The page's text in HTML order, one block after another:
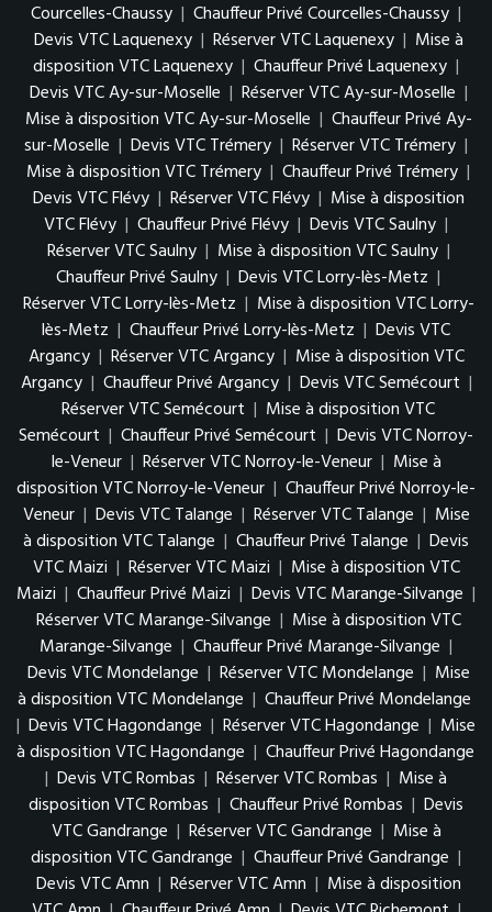
Courcelles-Chaussy | Chauffeur Privé Courcelles-Chaussy |
Devis VTC Laquenexy | Réserver VTC Laquenexy | Mise à
disposition VTC Laquenexy | Chauffeur Privé Laquenexy |
Devis VTC Ay-sur-Moselle | Réserver VTC Ay-sur-Moselle |
Mise à disposition VTC Ay-sur-Moselle | Chauffeur Privé Ay-
sur-Moselle | Devis VTC Trémery | Réserver VTC Trémery |
Mise à disposition VTC Trémery | Chauffeur Privé Trémery |
Devis VTC Flévy | Réserver VTC Flévy | Mise à disposition
VTC Flévy | Chauffeur Privé Flévy | Devis VTC Saulny |
Réserver VTC Saulny | Mise à disposition VTC Saulny |
Chauffeur Privé Saulny | Devis VTC Lorry-lès-Metz |
Réserver VTC Lorry-lès-Metz | Mise à disposition VTC Lorry-
lès-Metz | Chauffeur Privé Lorry-lès-Metz | Devis VTC
Argancy | Réserver VTC Argancy | Mise à disposition VTC
Argancy | Chauffeur Privé Argancy | Devis VTC Semécourt |
Réserver VTC Semécourt | Mise à disposition VTC
Semécourt | Chauffeur Privé Semécourt | Devis VTC Norroy-
le-Veneur | Réserver VTC Norroy-le-Veneur | Mise à
disposition VTC Norroy-le-Veneur | Chauffeur Privé Norroy-le-
Veneur | Devis VTC Talange | Réserver VTC Talange | Mise
à disposition VTC Talange | Chauffeur Privé Talange | Devis
VTC Maizi | Réserver VTC Maizi | Mise à disposition VTC
Maizi | Chauffeur Privé Maizi | Devis VTC Marange-Silvange |
Réserver VTC Marange-Silvange | Mise à disposition VTC
Marange-Silvange | Chauffeur Privé Marange-Silvange |
Devis VTC Mondelange | Réserver VTC Mondelange | Mise
à disposition VTC Mondelange | Chauffeur Privé Mondelange
| Devis VTC Hagondange | Réserver VTC Hagondange | Mise
à disposition VTC Hagondange | Chauffeur Privé Hagondange
| Devis VTC Rombas | Réserver VTC Rombas | Mise à
disposition VTC Rombas | Chauffeur Privé Rombas | Devis
VTC Gandrange | Réserver VTC Gandrange | Mise à
disposition VTC Gandrange | Chauffeur Privé Gandrange |
Devis VTC Amn | Réserver VTC Amn | Mise à disposition